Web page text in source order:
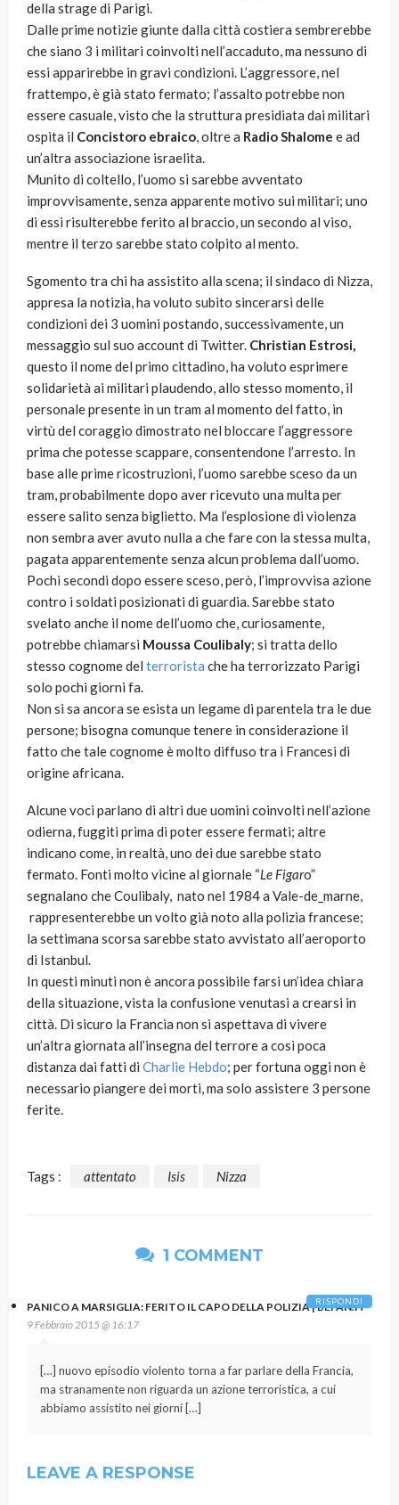
della strage di Parigi.
Dalle prime notizie giunte dalla città costiera sembrerebbe
che siano 3 i militari coinvolti nell’accaduto, ma nessuno di
essi apparirebbe in gravi condizioni. L’aggressore, nel
frattempo, è già stato fermato; l’assalto potrebbe non
essere casuale, visto che la struttura presidiata dai militari
ospita il Concistoro ebraico, oltre a Radio Shalome e ad
un’altra associazione israelita.
Munito di coltello, l’uomo si sarebbe avventato
improvvisamente, senza apparente motivo sui militari; uno
di essi risulterebbe ferito al braccio, un secondo al viso,
mentre il terzo sarebbe stato colpito al mento.
Sgomento tra chi ha assistito alla scena; il sindaco di Nizza,
appresa la notizia, ha voluto subito sincerarsi delle
condizioni dei 3 uomini postando, successivamente, un
messaggio sul suo account di Twitter. Christian Estrosi,
questo il nome del primo cittadino, ha voluto esprimere
solidarietà ai militari plaudendo, allo stesso momento, il
personale presente in un tram al momento del fatto, in
virtù del coraggio dimostrato nel bloccare l’aggressore
prima che potesse scappare, consentendone l’arresto. In
base alle prime ricostruzioni, l’uomo sarebbe sceso da un
tram, probabilmente dopo aver ricevuto una multa per
essere salito senza biglietto. Ma l’esplosione di violenza
non sembra aver avuto nulla a che fare con la stessa multa,
pagata apparentemente senza alcun problema dall’uomo.
Pochi secondi dopo essere sceso, però, l’improvvisa azione
contro i soldati posizionati di guardia. Sarebbe stato
svelato anche il nome dell’uomo che, curiosamente,
potrebbe chiamarsi Moussa Coulibaly; si tratta dello
stesso cognome del terrorista che ha terrorizzato Parigi
solo pochi giorni fa.
Non si sa ancora se esista un legame di parentela tra le due
persone; bisogna comunque tenere in considerazione il
fatto che tale cognome è molto diffuso tra i Francesi di
origine africana.
Alcune voci parlano di altri due uomini coinvolti nell’azione
odierna, fuggiti prima di poter essere fermati; altre
indicano come, in realtà, uno dei due sarebbe stato
fermato. Fonti molto vicine al giornale “Le Figaro”
segnalano che Coulibaly, nato nel 1984 a Vale-de_marne,
rappresenterebbe un volto già noto alla polizia francese;
la settimana scorsa sarebbe stato avvistato all’aeroporto
di Istanbul.
In questi minuti non è ancora possibile farsi un’idea chiara
della situazione, vista la confusione venutasi a crearsi in
città. Di sicuro la Francia non si aspettava di vivere
un’altra giornata all’insegna del terrore a così poca
distanza dai fatti di Charlie Hebdo; per fortuna oggi non è
necessario piangere dei morti, ma solo assistere 3 persone
ferite.
Tags : attentato Isis Nizza
1 COMMENT
PANICO A MARSIGLIA: FERITO IL CAPO DELLA POLIZIA | BEFAN.IT
9 Febbraio 2015 @ 16:17
[…] nuovo episodio violento torna a far parlare della Francia,
ma stranamente non riguarda un azione terroristica, a cui
abbiamo assistito nei giorni […]
RISPONDI
LEAVE A RESPONSE